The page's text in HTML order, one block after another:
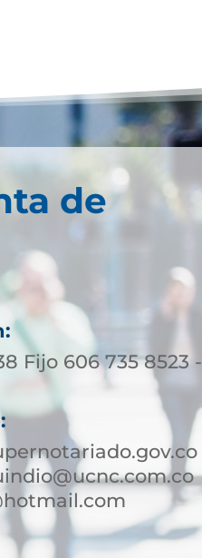
de
Fijo 606 735 8523 -